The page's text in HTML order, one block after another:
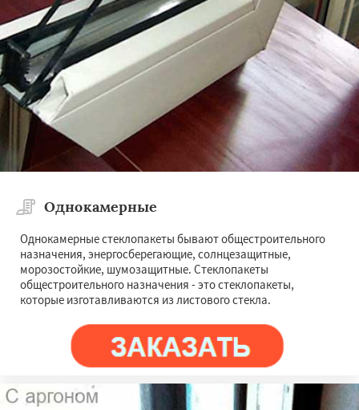
Однокамерные
Однокамерные стеклопакеты бывают общестроительного
назначения, энергосберегающие, солнцезащитные,
морозостойкие, шумозащитные. Стеклопакеты
общестроительного назначения - это стеклопакеты,
которые изготавливаются из листового стекла.